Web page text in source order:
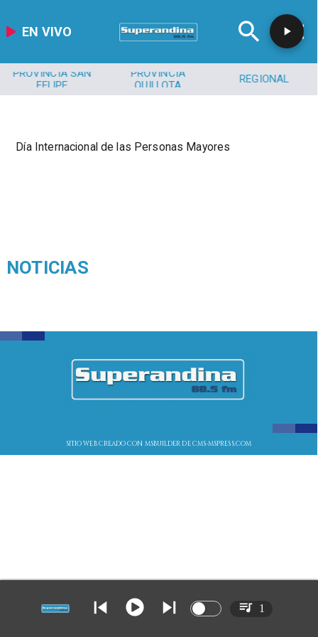
EN VIVO
PROVINCIA SAN
FELIPE
PROVINCIA
QUILLOTA
REGIONAL
Día Internacional de las Personas Mayores
NOTICIAS
SITIO WEB CREADO CON MSBUILDER DE CMS-MSPRESS.COM
1